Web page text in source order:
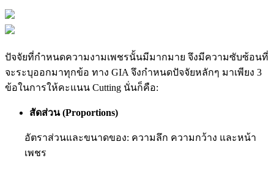
ปัจจัยที่กำหนดความงามเพชรนั้นมีมากมาย จึงมีความซับซ้อนที่
จะระบุออกมาทุกข้อ ทาง GIA จึงกำหนดปัจจัยหลักๆ มาเพียง 3
ข้อในการให้คะแนน Cutting นั่นก็คือ:
สัดส่วน (Proportions)
อัตราส่วนและขนาดของ: ความลึก ความกว้าง และหน้า
เพชร